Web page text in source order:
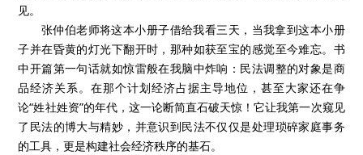
见。
张仲伯老师将这本小册子借给我看三天，当我拿到这本小册
子并在昏黄的灯光下翻开时，那种如获至宝的感觉至今难忘。书
中开篇第一句话就如惊雷般在我脑中炸响：民法调整的对象是商
品经济关系。在那个计划经济占据主导地位，甚至大家还在争
论“姓社姓资”的年代，这一论断简直石破天惊！它让我第一次窥见
了民法的博大与精妙，并意识到民法不仅仅是处理琐碎家庭事务
的工具，更是构建社会经济秩序的基石。